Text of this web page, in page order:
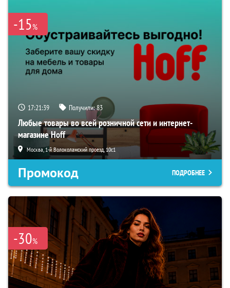
-15%
17:21:38 Получили:83
Любые товары во всей розничной сети и интернет-
магазине Hoff
Москва, 1-й Волоколамский проезд, 10с1
Промокод ПОДРОБНЕЕ
-30%